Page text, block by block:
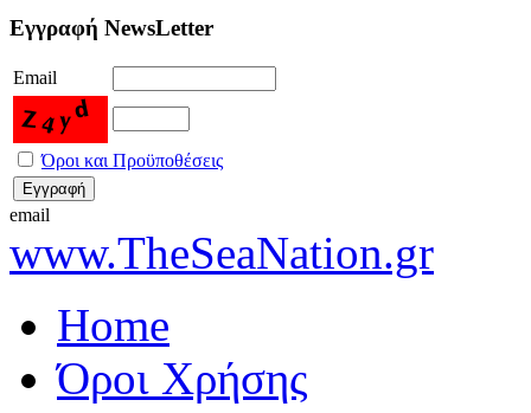
Εγγραφή NewsLetter
Email
Όροι και Προϋποθέσεις
email
www.TheSeaNation.gr
Home
Όροι Χρήσης